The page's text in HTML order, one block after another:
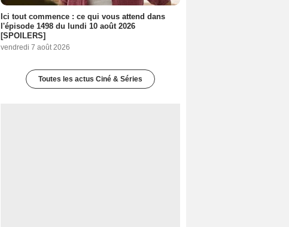
Ici tout commence : ce qui vous attend dans
l'épisode 1498 du lundi 10 août 2026
[SPOILERS]
vendredi 7 août 2026
Toutes les actus Ciné & Séries